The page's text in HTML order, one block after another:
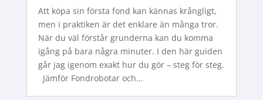
Att köpa sin första fond kan kännas krångligt,
men i praktiken är det enklare än många tror.
När du väl förstår grunderna kan du komma
igång på bara några minuter. I den här guiden
går jag igenom exakt hur du gör – steg för steg.
Jämför Fondrobotar och...